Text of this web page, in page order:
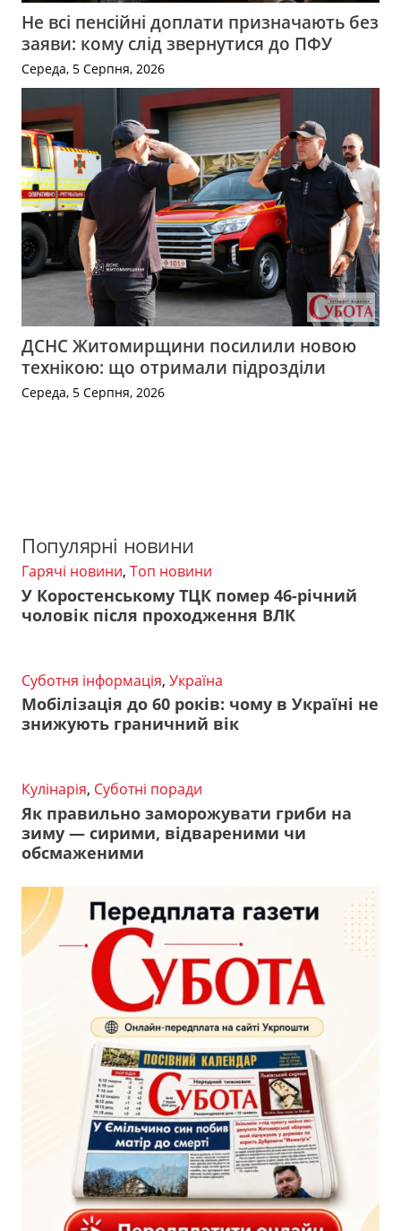
Не всі пенсійні доплати призначають без
заяви: кому слід звернутися до ПФУ
Середа, 5 Серпня, 2026
ДСНС Житомирщини посилили новою
технікою: що отримали підрозділи
Середа, 5 Серпня, 2026
Популярні новини
Гарячі новини, Топ новини
У Коростенському ТЦК помер 46-річний
чоловік після проходження ВЛК
Суботня інформація, Україна
Мобілізація до 60 років: чому в Україні не
знижують граничний вік
Кулінарія, Суботні поради
Як правильно заморожувати гриби на
зиму — сирими, відвареними чи
обсмаженими